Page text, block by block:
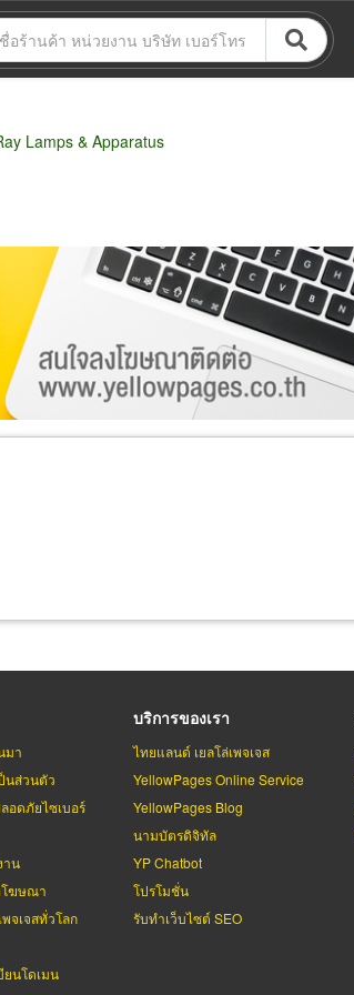
Lamps & Apparatus
ผู้ส่งออก/นำเข้า ธุรกิจบริการ
มา
นส่วนตัว
อดภัยไซเบอร์
าน
โฆษณา
พจเจสทั่วโลก
ยนโดเมน
บริการของเรา
ไทยแลนด์ เยลโล่เพจเจส
YellowPages Online Service
YellowPages Blog
นามบัตรดิจิทัล
YP Chatbot
โปรโมชั่น
รับทำเว็บไซต์ SEO